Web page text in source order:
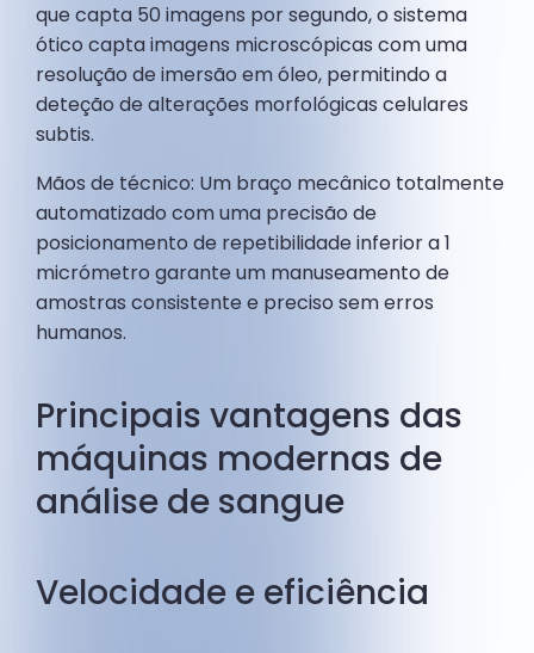
que capta 50 imagens por segundo, o sistema
ótico capta imagens microscópicas com uma
resolução de imersão em óleo, permitindo a
deteção de alterações morfológicas celulares
subtis.
Mãos de técnico: Um braço mecânico totalmente
automatizado com uma precisão de
posicionamento de repetibilidade inferior a 1
micrómetro garante um manuseamento de
amostras consistente e preciso sem erros
humanos.
Principais vantagens das
máquinas modernas de
análise de sangue
Velocidade e eficiência